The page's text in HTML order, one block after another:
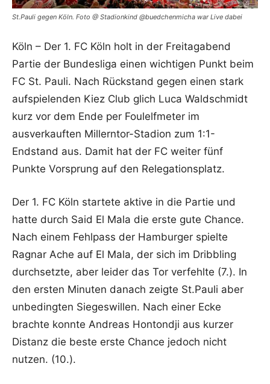
St.Pauli gegen Köln. Foto @ Stadionkind @buedchenmicha war Live dabei
Köln – Der 1. FC Köln holt in der Freitagabend
Partie der Bundesliga einen wichtigen Punkt beim
FC St. Pauli. Nach Rückstand gegen einen stark
aufspielenden Kiez Club glich Luca Waldschmidt
kurz vor dem Ende per Foulelfmeter im
ausverkauften Millerntor-Stadion zum 1:1-
Endstand aus. Damit hat der FC weiter fünf
Punkte Vorsprung auf den Relegationsplatz.
Der 1. FC Köln startete aktive in die Partie und
hatte durch Said El Mala die erste gute Chance.
Nach einem Fehlpass der Hamburger spielte
Ragnar Ache auf El Mala, der sich im Dribbling
durchsetzte, aber leider das Tor verfehlte (7.). In
den ersten Minuten danach zeigte St.Pauli aber
unbedingten Siegeswillen. Nach einer Ecke
brachte konnte Andreas Hontondji aus kurzer
Distanz die beste erste Chance jedoch nicht
nutzen. (10.).